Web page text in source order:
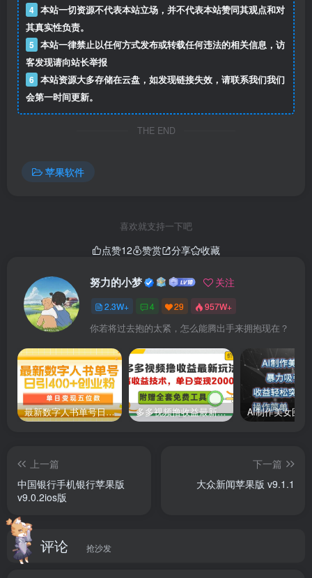
时的患者反馈等功能，支持管理病人分类、记录工作安排、
诊断记录等，主要帮助医生更高效地完成日常工作，在这里
理患者的健康状况，同时内置的沟通工具还可以更加方便医
生和患者进行实时交流，以便医生及时解答患者的疑问并提
4 本站一切资源不代表本站立场，并不代表本站赞同其观点和对
其真实性负责。
5 本站一律禁止以任何方式发布或转载任何违法的相关信息，访
客发现请向站长举报
6 本站资源大多存储在云盘，如发现链接失效，请联系我们我们
会第一时间更新。
THE END
苹果软件
喜欢就支持一下吧
点赞12 赞赏 分享 收藏
努力的小梦 关注
2.3W+ 4 29 957W+
你若将过去抱的太紧，怎么能腾出手来拥抱现在？
最新数字人书单号日400+创业粉，单日变现五位数，市面卖5980附软件和详… 多多视频撸收益最新玩法，高收益技术，单日变现2000+，附赠全套技术资料
上一篇
中国银行手机银行苹果版
v9.0.2ios版
下一篇
大众新闻苹果版 v9.1.1
评论 抢沙发